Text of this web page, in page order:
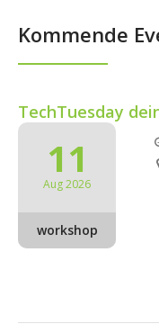
Kommende
TechTuesday
11
Aug 2026
workshop